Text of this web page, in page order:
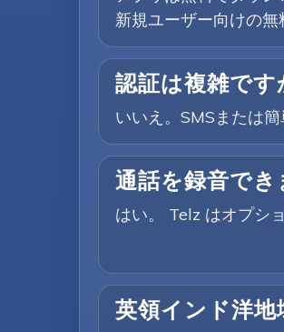
新規ユーザー向けの無
認証は複雑です
いいえ。SMSまたは
通話を録音でき
はい。 Telz はオプシ
英領インド洋